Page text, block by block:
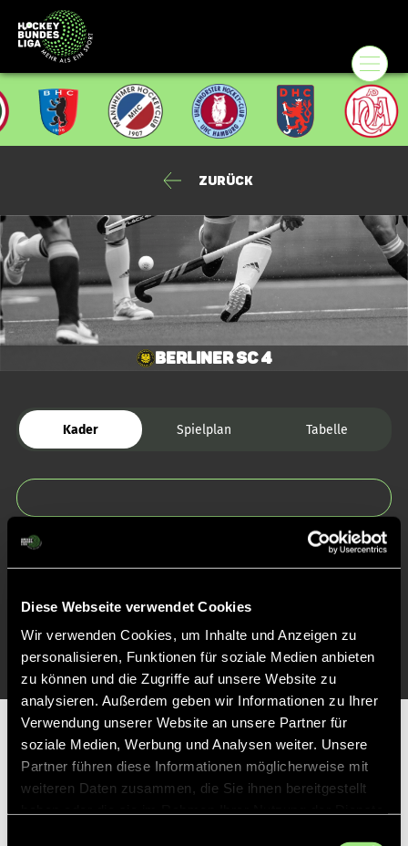
Diese Webseite verwendet Cookies
Wir verwenden Cookies, um Inhalte und Anzeigen zu
personalisieren, Funktionen für soziale Medien anbieten
zu können und die Zugriffe auf unsere Website zu
analysieren. Außerdem geben wir Informationen zu Ihrer
Verwendung unserer Website an unsere Partner für
soziale Medien, Werbung und Analysen weiter. Unsere
Partner führen diese Informationen möglicherweise mit
weiteren Daten zusammen, die Sie ihnen bereitgestellt
Zurück
Berliner SC 4
Kader Spielplan Tabelle
Partner